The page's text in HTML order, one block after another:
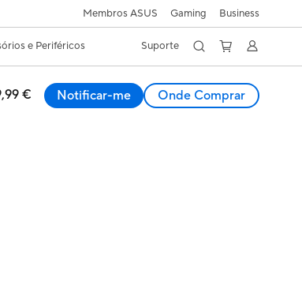
Membros ASUS Gaming Business
e Periféricos Suporte
€ Notificar-me Onde Comprar